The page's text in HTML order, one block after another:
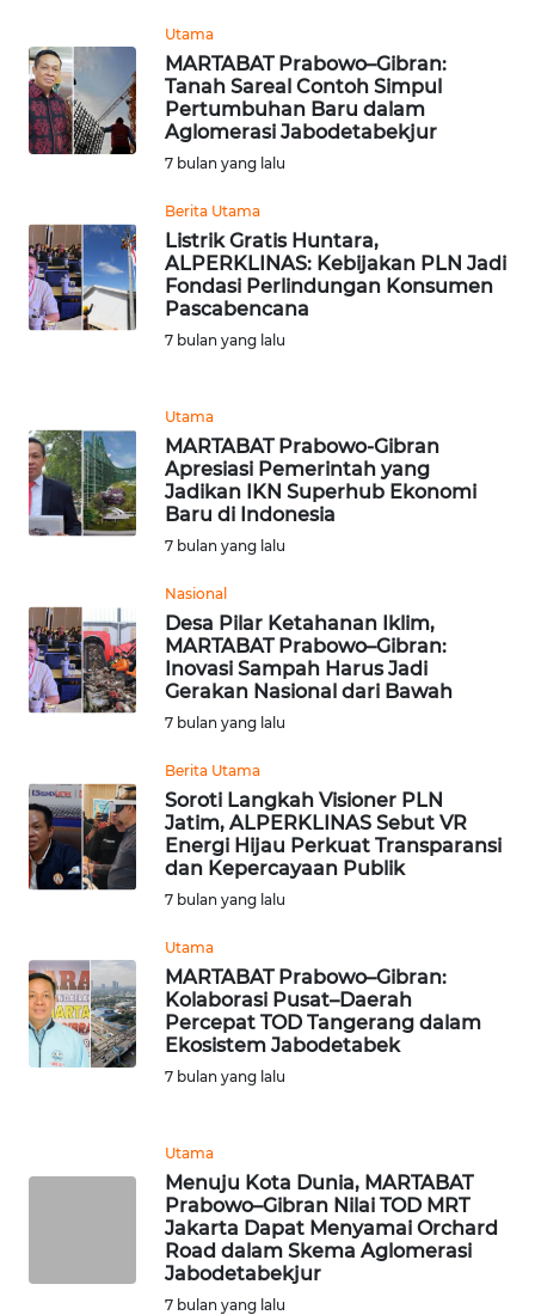
Utama
MARTABAT Prabowo–Gibran:
Tanah Sareal Contoh Simpul
Pertumbuhan Baru dalam
Aglomerasi Jabodetabekjur
7 bulan yang lalu
Berita Utama
Listrik Gratis Huntara,
ALPERKLINAS: Kebijakan PLN Jadi
Fondasi Perlindungan Konsumen
Pascabencana
7 bulan yang lalu
Utama
MARTABAT Prabowo-Gibran
Apresiasi Pemerintah yang
Jadikan IKN Superhub Ekonomi
Baru di Indonesia
7 bulan yang lalu
Nasional
Desa Pilar Ketahanan Iklim,
MARTABAT Prabowo–Gibran:
Inovasi Sampah Harus Jadi
Gerakan Nasional dari Bawah
7 bulan yang lalu
Berita Utama
Soroti Langkah Visioner PLN
Jatim, ALPERKLINAS Sebut VR
Energi Hijau Perkuat Transparansi
dan Kepercayaan Publik
7 bulan yang lalu
Utama
MARTABAT Prabowo–Gibran:
Kolaborasi Pusat–Daerah
Percepat TOD Tangerang dalam
Ekosistem Jabodetabek
7 bulan yang lalu
Utama
Menuju Kota Dunia, MARTABAT
Prabowo–Gibran Nilai TOD MRT
Jakarta Dapat Menyamai Orchard
Road dalam Skema Aglomerasi
Jabodetabekjur
7 bulan yang lalu
MALUKU
WN
MALUT
DAIRI
WN
DANAU
NIAS
WN
LANGKAT
TAPANULI
SELATAN
WN
WN
KARO
WN
LABUHANBATU
WN